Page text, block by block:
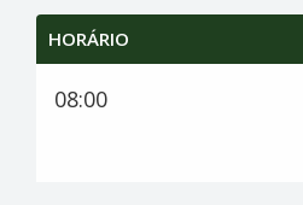
HORÁRIO
08:00